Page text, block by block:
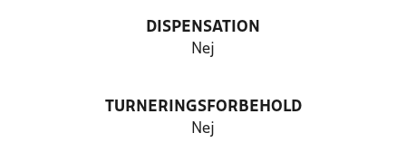
DISPENSATION
Nej
TURNERINGSFORBEHOLD
Nej